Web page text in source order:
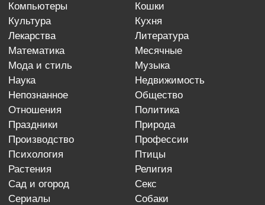
компьютеры
кошки
культура
кухня
лекарства
литература
математика
месячные
мода и стиль
музыка
наука
недвижимость
непознанное
общество
отношения
политика
праздники
природа
производство
профессии
психология
птицы
растения
религия
сад и огород
секс
сериалы
собаки